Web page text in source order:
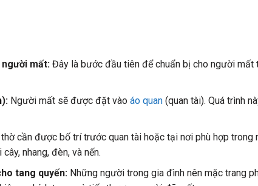
mất:Đây là bước đầu tiên để chuẩn bị cho người mất
Người mất sẽ được đặt vào áo quan(quan tài). Quá trình
cần được bố trí trước quan tài hoặc tại nơi phù hợp trong
nhang, đèn, và nến.
tang quyến:Những người trong gia đình nên mặc trang